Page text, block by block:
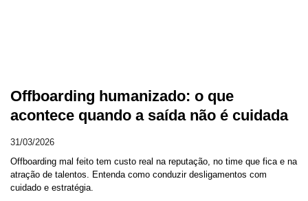
Offboarding humanizado: o que
acontece quando a saída não é cuidada
31/03/2026
Offboarding mal feito tem custo real na reputação, no time que fica e na
atração de talentos. Entenda como conduzir desligamentos com
cuidado e estratégia.